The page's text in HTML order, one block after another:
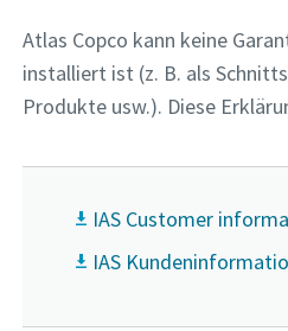
Atlas Copco kann keine
installiert ist (z. B. als
Produkte usw.). Diese
IAS Customer
IAS